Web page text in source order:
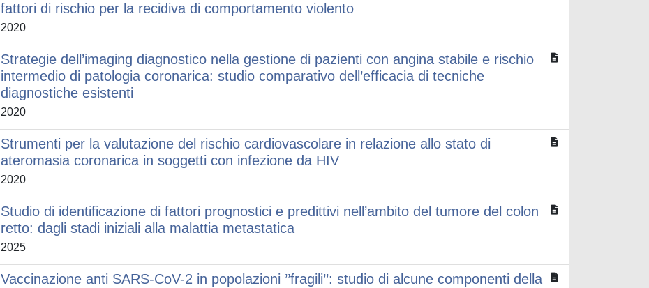
fattori di rischio per la recidiva di comportamento violento
2020
Strategie dell’imaging diagnostico nella gestione di pazienti con angina stabile e rischio
intermedio di patologia coronarica: studio comparativo dell’efficacia di tecniche
diagnostiche esistenti
2020
Strumenti per la valutazione del rischio cardiovascolare in relazione allo stato di
ateromasia coronarica in soggetti con infezione da HIV
2020
Studio di identificazione di fattori prognostici e predittivi nell’ambito del tumore del colon
retto: dagli stadi iniziali alla malattia metastatica
2025
Vaccinazione anti SARS-CoV-2 in popolazioni ’’fragili’’: studio di alcune componenti della